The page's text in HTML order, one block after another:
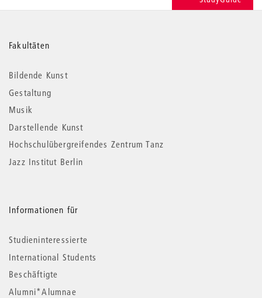
Weitere
Informationen
Fakultäten
Bildende Kunst
Gestaltung
Musik
Darstellende Kunst
Hochschulübergreifendes Zentrum Tanz
Jazz Institut Berlin
Informationen für
Studieninteressierte
International Students
Beschäftigte
Alumni*Alumnae